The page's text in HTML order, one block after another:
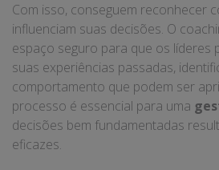
Com isso, conseguem reconhecer
influenciam suas decisões. O
espaço seguro para que os líderes
suas experiências passadas,
comportamento que podem ser
processo é essencial para uma
decisões bem fundamentadas
eficazes.